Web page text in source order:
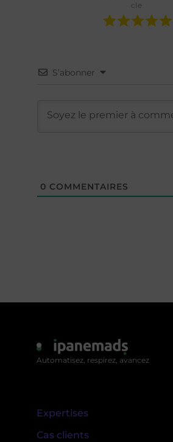
cle
S’abonner
0 COMMENTAIRES
Automatisez, respirez, avancez
Expertises
Cas clients